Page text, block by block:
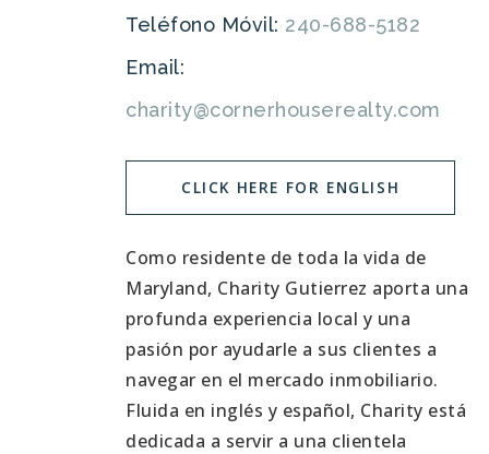
Teléfono Móvil: 240-688-5182
Email:
charity@cornerhouserealty.com
CLICK HERE FOR ENGLISH
Como residente de toda la vida de
Maryland, Charity Gutierrez aporta una
profunda experiencia local y una
pasión por ayudarle a sus clientes a
navegar en el mercado inmobiliario.
Fluida en inglés y español, Charity está
dedicada a servir a una clientela